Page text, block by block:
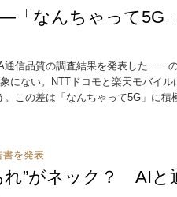
「なんちゃって5G
通信品質の調査結果を発表した……
にない。NTTドコモと楽天モバイ
この差は「なんちゃって5G」に
書を発表
れ”がネック？ AIと